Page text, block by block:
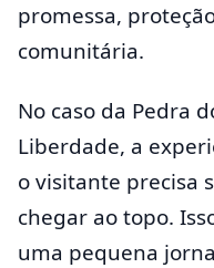
promessa,
comunitária.
No caso da Pedra
Liberdade, a
o visitante precisa
chegar ao topo.
uma pequena